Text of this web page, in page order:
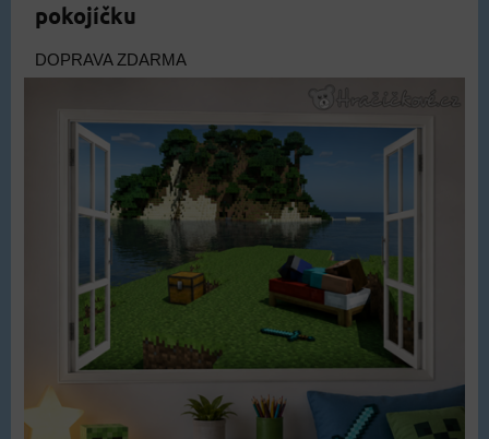
pokojíčku
DOPRAVA ZDARMA